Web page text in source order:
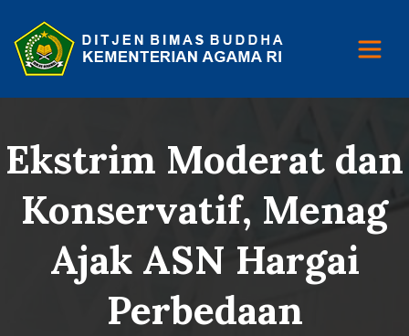
Ekstrim Moderat dan
Konservatif, Menag
Ajak ASN Hargai
Perbedaan